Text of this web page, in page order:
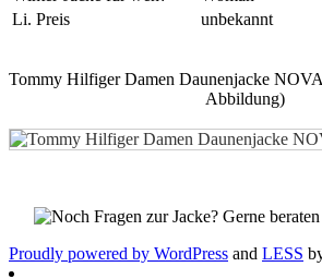
Li. Preis
unbekannt
Tommy Hilfiger Damen Daunenjacke
Abbildung)
Proudly powered by WordPress and LESS